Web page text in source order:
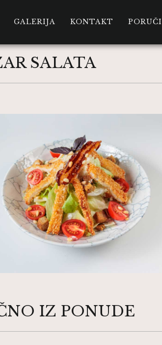
GALERIJA KONTAKT PORUČI
SALATA
IZ PONUDE